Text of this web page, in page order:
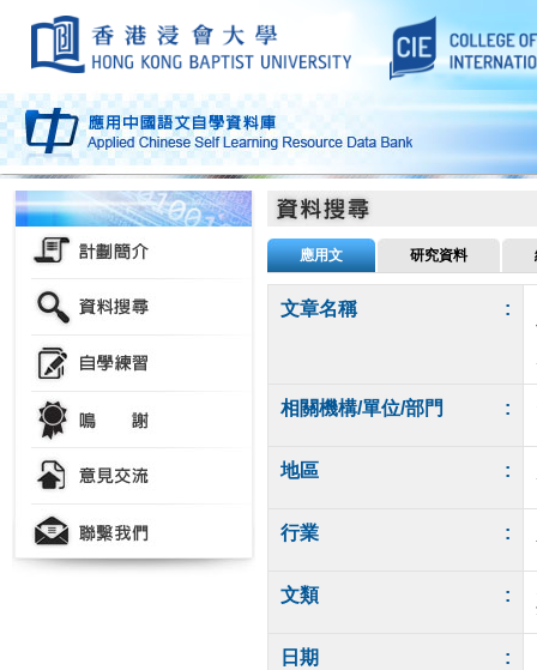
應用文 研究資料
文章名稱 :
相關機構/單位/部門 :
地區 :
行業 :
文類 :
日期 :